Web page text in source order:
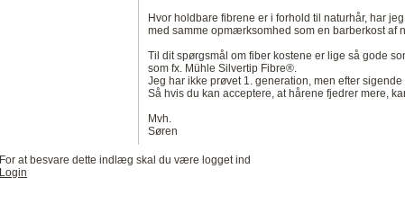
Hvor holdbare fibrene er i forhold til naturhår, har
med samme opmærksomhed som en barberkost af
Til dit spørgsmål om fiber kostene er lige så gode
som fx. Mühle Silvertip Fibre®.
Jeg har ikke prøvet 1. generation, men efter
Så hvis du kan acceptere, at hårene fjedrer mere,
Mvh.
Søren
For at besvare dette indlæg skal du være logget ind
Login